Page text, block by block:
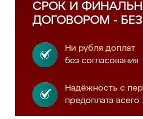
СРОК И
ДОГОВОРОМ -
Ни рубля доплат
без согласования
Надёжность с
предоплата всего